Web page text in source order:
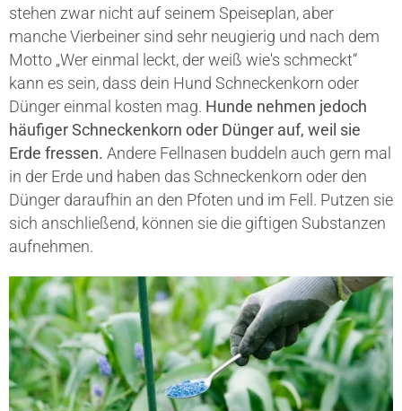
stehen zwar nicht auf seinem Speiseplan, aber
manche Vierbeiner sind sehr neugierig und nach dem
Motto „Wer einmal leckt, der weiß wie's schmeckt“
kann es sein, dass dein Hund Schneckenkorn oder
Dünger einmal kosten mag. Hunde nehmen jedoch
häufiger Schneckenkorn oder Dünger auf, weil sie
Erde fressen. Andere Fellnasen buddeln auch gern mal
in der Erde und haben das Schneckenkorn oder den
Dünger daraufhin an den Pfoten und im Fell. Putzen sie
sich anschließend, können sie die giftigen Substanzen
aufnehmen.